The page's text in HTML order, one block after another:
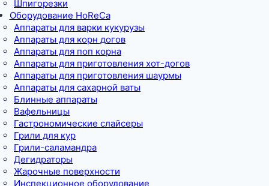
Шпигорезки
Оборудование HoReCa
Аппараты для варки кукурузы
Аппараты для корн догов
Аппараты для поп корна
Аппараты для приготовления хот-догов
Аппараты для приготовления шаурмы
Аппараты для сахарной ваты
Блинные аппараты
Вафельницы
Гастрономические слайсеры
Грили для кур
Грили-саламандра
Дегидраторы
Жарочные поверхности
Инспекционное оборудование